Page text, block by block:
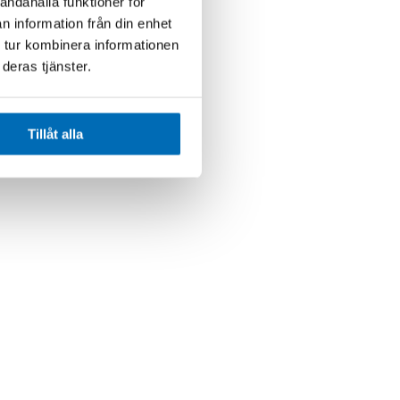
information från din enhet
kombinera informationen
tjänster.
Tillåt alla